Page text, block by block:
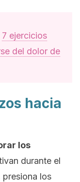
7 ejercicios
del dolor de
hacia
los
durante el
presiona los